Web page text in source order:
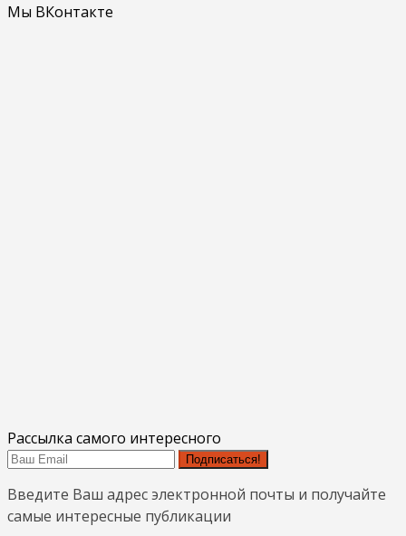
Мы ВКонтакте
Рассылка самого интересного
Подписаться!
Введите Ваш адрес электронной почты и получайте
самые интересные публикации